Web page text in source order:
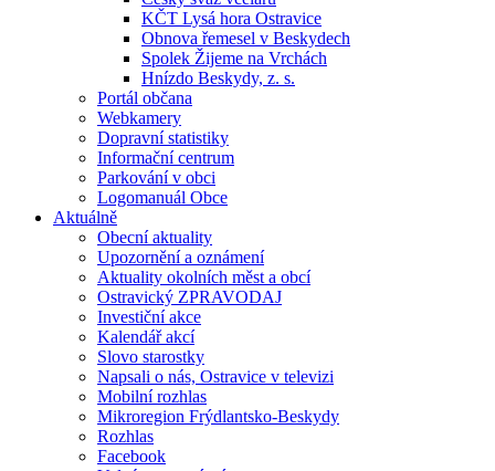
KČT Lysá hora Ostravice
Obnova řemesel v Beskydech
Spolek Žijeme na Vrchách
Hnízdo Beskydy, z. s.
Portál občana
Webkamery
Dopravní statistiky
Informační centrum
Parkování v obci
Logomanuál Obce
Aktuálně
Obecní aktuality
Upozornění a oznámení
Aktuality okolních měst a obcí
Ostravický ZPRAVODAJ
Investiční akce
Kalendář akcí
Slovo starostky
Napsali o nás, Ostravice v televizi
Mobilní rozhlas
Mikroregion Frýdlantsko-Beskydy
Rozhlas
Facebook